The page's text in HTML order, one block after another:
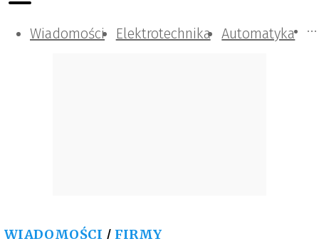
Wiadomości Elektrotechnika Automatyka
Komunikacja i IT
Kontrola
Tematy specjalne
WIADOMOŚCI / FIRMY